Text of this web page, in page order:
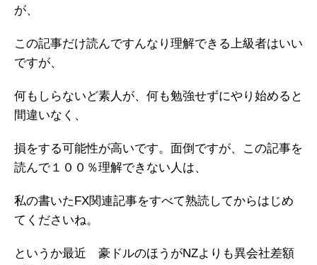
が、
この記事だけ読んですんなり理解できる上級者はいい
ですが、
何もしらないど素人が、何も勉強せずにやり始めると
間違いなく、
損をする可能性が高いです。面倒ですが、この記事を
読んで１００％理解できない人は、
私の書いたFX関連記事をすべて熟読してからはじめ
てくださいね。
というか最近 豪ドルのほうがNZよりも異会社差額